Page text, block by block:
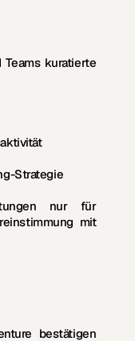
kuratierte
Strategie
nur für
mit
bestätigen